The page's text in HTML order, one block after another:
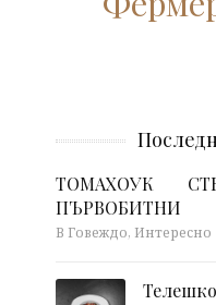
ТОМАХОУК
ПЪРВОБИТНИ
В Говеждо, Интересно